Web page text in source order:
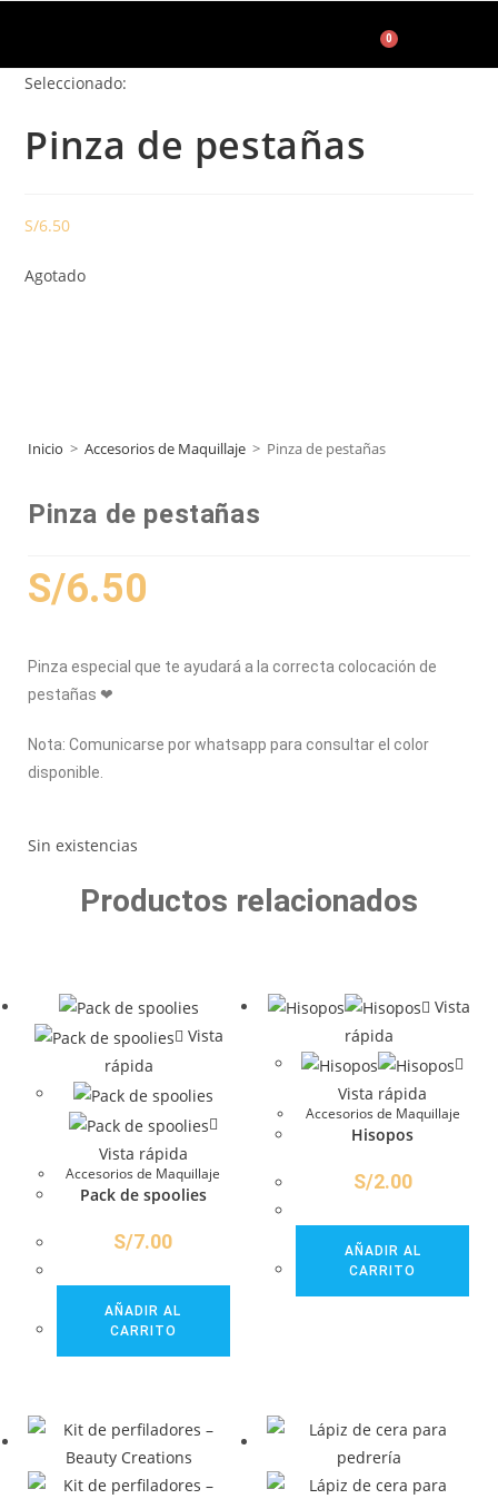
0
Seleccionado:
Pinza de pestañas
S/6.50
Agotado
Inicio > Accesorios de Maquillaje > Pinza de pestañas
Pinza de pestañas
S/6.50
Pinza especial que te ayudará a la correcta colocación de
pestañas ❤
Nota: Comunicarse por whatsapp para consultar el color
disponible.
Sin existencias
Productos relacionados
Vista
rápida
Vista rápida
Accesorios de Maquillaje
Pack de spoolies
S/7.00
AÑADIR AL
CARRITO
Vista
rápida
Vista rápida
Accesorios de Maquillaje
Hisopos
S/2.00
AÑADIR AL
CARRITO